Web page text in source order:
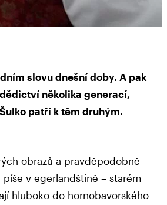
slovu dnešní doby. A pak
několika generací,
patří k těm druhým.
obrazů a pravděpodobně
v egerlandštině – starém
hluboko do hornobavorského